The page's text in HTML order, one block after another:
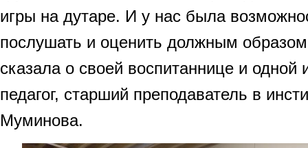
игры на дутаре. И у нас была
послушать и оценить должным
сказала о своей воспитаннице и одной
педагог, старший преподаватель в
Муминова.